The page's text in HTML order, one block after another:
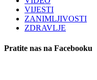
VIJESTI
ZANIMLJIVOSTI
ZDRAVLJE
Pratite nas na Facebooku